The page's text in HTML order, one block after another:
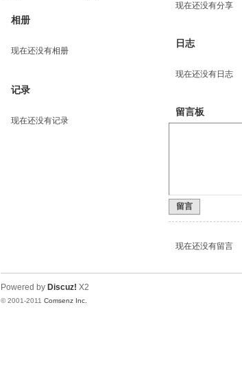
相册
现在还没有相册
记录
现在还没有记录
现在还没有分享
日志
现在还没有日志
留言板
留言
现在还没有留言
Powered by Discuz! X2
© 2001-2011 Comsenz Inc.